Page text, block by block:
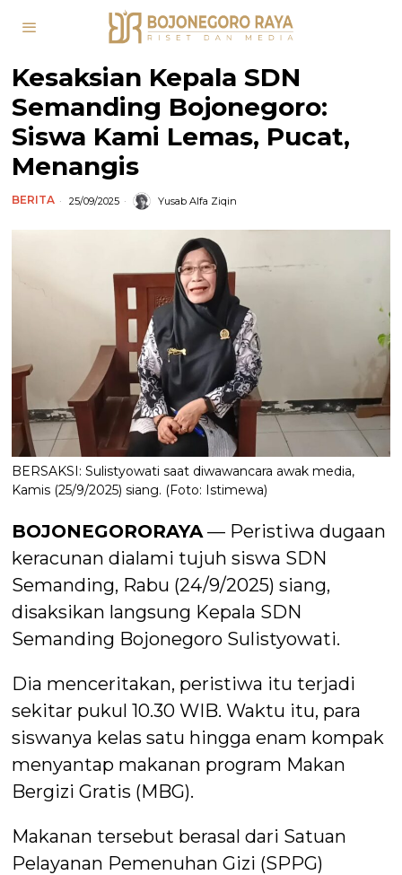
Kesaksian Kepala SDN
Semanding Bojonegoro:
Siswa Kami Lemas, Pucat,
Menangis
BERITA 25/09/2025 Yusab Alfa Ziqin
BERSAKSI: Sulistyowati saat diwawancara awak media,
Kamis (25/9/2025) siang. (Foto: Istimewa)
BOJONEGORORAYA — Peristiwa dugaan
keracunan dialami tujuh siswa SDN
Semanding, Rabu (24/9/2025) siang,
disaksikan langsung Kepala SDN
Semanding Bojonegoro Sulistyowati.
Dia menceritakan, peristiwa itu terjadi
sekitar pukul 10.30 WIB. Waktu itu, para
siswanya kelas satu hingga enam kompak
menyantap makanan program Makan
Bergizi Gratis (MBG).
Makanan tersebut berasal dari Satuan
Pelayanan Pemenuhan Gizi (SPPG)